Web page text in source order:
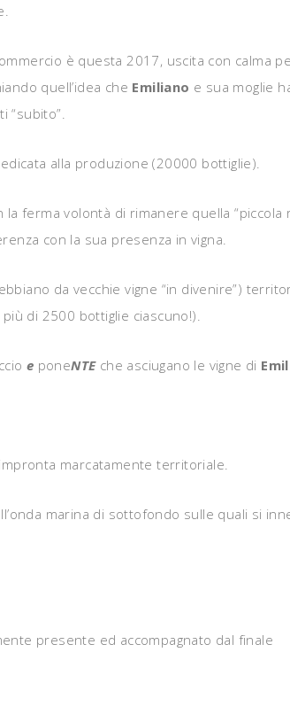
è questa 2017, uscita con calma
quell’idea che Emiliano e sua moglie
“subito”.
alla produzione (20000 bottiglie).
ferma volontà di rimanere quella “piccola
con la sua presenza in vigna.
da vecchie vigne “in divenire”)
più di 2500 bottiglie ciascuno!).
e poneNTEche asciugano le vigne di
impronta marcatamente territoriale.
marina di sottofondo sulle quali si
presente ed accompagnato dal finale